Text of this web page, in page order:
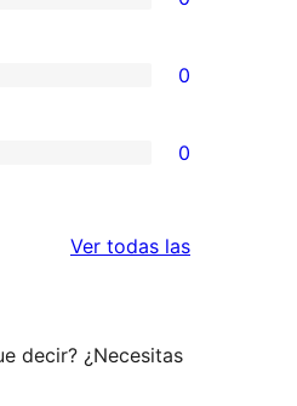
0
0
Ver todas las
decir? ¿Necesitas